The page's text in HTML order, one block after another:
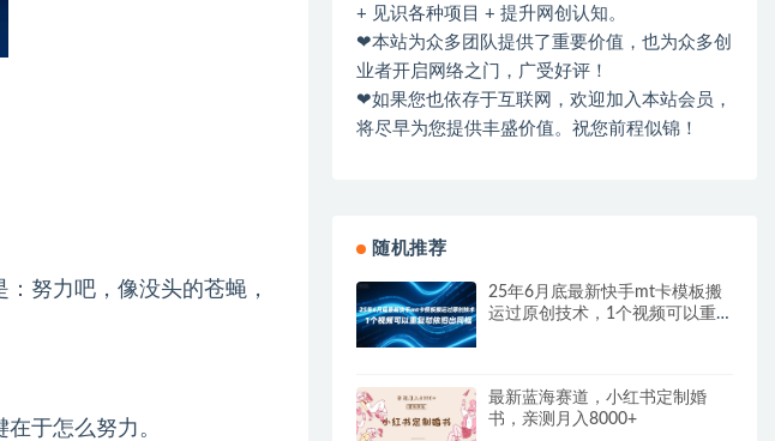
努力吧，像没头的苍蝇，
于怎么努力。
+ 见识各种项目 + 提升网创认知。
❤本站为众多团队提供了重要价值，也为众多创
业者开启网络之门，广受好评！
❤如果您也依存于互联网，欢迎加入本站会员，
将尽早为您提供丰盛价值。祝您前程似锦！
随机推荐
25年6月底最新快手mt卡模板搬
运过原创技术，1个视频可以重
最新蓝海赛道，小红书定制婚
书，亲测月入8000+